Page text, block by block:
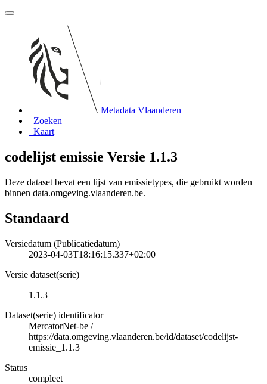
Metadata Vlaanderen
Zoeken
Kaart
codelijst emissie Versie 1.1.3
Deze dataset bevat een lijst van emissietypes, die gebruikt worden
binnen data.omgeving.vlaanderen.be.
Standaard
Versiedatum (Publicatiedatum)
2023-04-03T18:16:15.337+02:00
Versie dataset(serie)
1.1.3
Dataset(serie) identificator
MercatorNet-be /
https://data.omgeving.vlaanderen.be/id/dataset/codelijst-
emissie_1.1.3
Status
compleet